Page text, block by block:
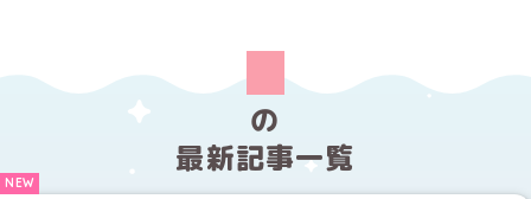
の
最新記事一覧